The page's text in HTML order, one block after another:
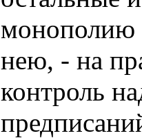
монополию
нею, - на
контроль